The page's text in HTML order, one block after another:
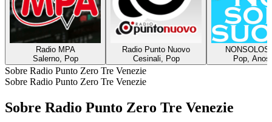
Radio MPA
Salerno, Pop
Radio Punto Nuovo
Cesinali, Pop
Pop, Anos
Sobre Radio Punto Zero Tre Venezie
Sobre Radio Punto Zero Tre Venezie
Sobre Radio Punto Zero Tre Venezie